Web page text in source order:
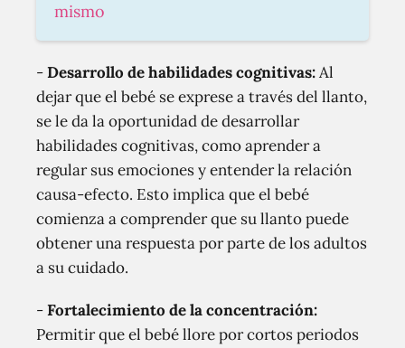
mismo
-Desarrollo de habilidades cognitivas:Al
dejar que el bebé se exprese a través del llanto,
se le da la oportunidad de desarrollar
habilidades cognitivas, como aprender a
regular sus emociones y entender la relación
causa-efecto. Esto implica que el bebé
comienza a comprender que su llanto puede
obtener una respuesta por parte de los adultos
a su cuidado.
-Fortalecimiento de la concentración:
Permitir que el bebé llore por cortos periodos